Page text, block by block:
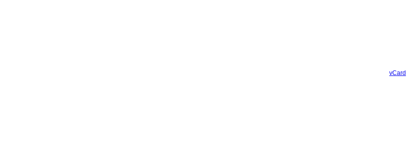
vCard